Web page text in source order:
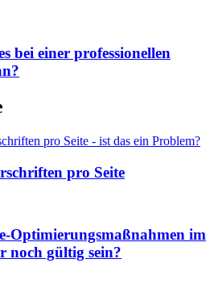
bei einer professionellen
pro Seite
Optimierungsmaßnahmen im
noch gültig sein?